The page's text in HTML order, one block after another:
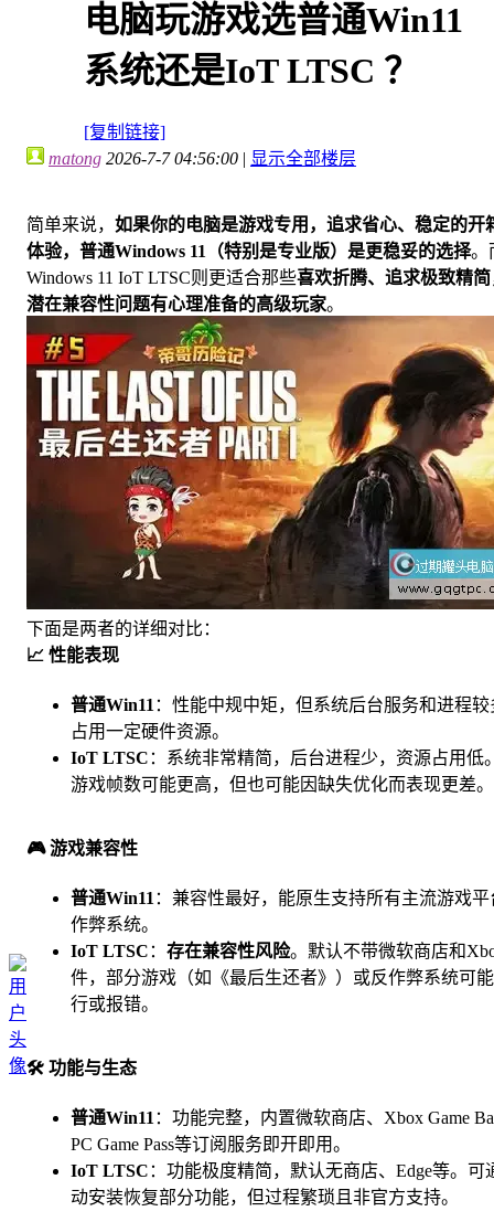
电脑玩游戏选普通Win11
系统还是IoT LTSC ？
[复制链接]
matong 2026-7-7 04:56:00 | 显示全部楼层
简单来说， 如果你的电脑是游戏专用，追求省心、稳定的开
体验，普通Windows 11（特别是专业版）是更稳妥的选择。
Windows 11 IoT LTSC则更适合那些喜欢折腾、追求极致精
潜在兼容性问题有心理准备的高级玩家。
下面是两者的详细对比：
📈 性能表现
普通Win11 ：性能中规中矩，但系统后台服务和进程较
占用一定硬件资源。
IoT LTSC ：系统非常精简，后台进程少，资源占用低
游戏帧数可能更高，但也可能因缺失优化而表现更差。
🎮 游戏兼容性
普通Win11 ：兼容性最好，能原生支持所有主流游戏平
作弊系统。
IoT LTSC ： 存在兼容性风险。默认不带微软商店和
件，部分游戏（如《最后生还者》）或反作弊系统可
行或报错。
🛠️ 功能与生态
普通Win11 ：功能完整，内置微软商店、Xbox Game
PC Game Pass等订阅服务即开即用。
IoT LTSC ：功能极度精简，默认无商店、Edge等。可
动安装恢复部分功能，但过程繁琐且非官方支持。